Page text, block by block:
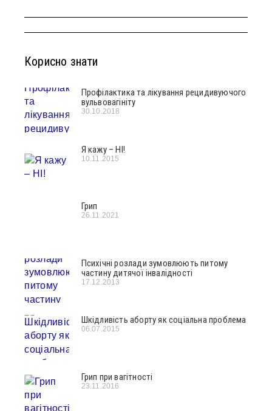
Корисно знати
Профілактика та лікування рецидивуючого
вульвовагініту
30.10.2018
Я кажу – НІ!
10.11.2015
Грип
26.11.2021
Психічні розлади зумовлюють питому
частину дитячої інвалідності
17.12.2013
Шкідливість аборту як соціальна проблема
06.07.2015
Грип при вагітності
23.11.2016